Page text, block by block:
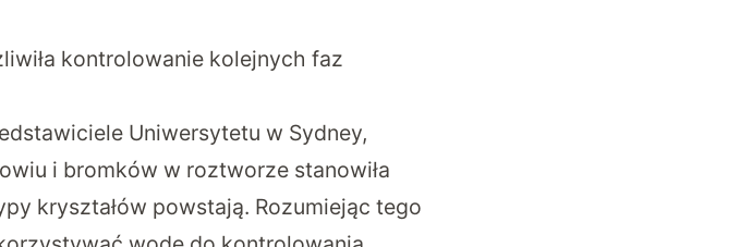
kontrolowanie kolejnych faz
Uniwersytetu w Sydney,
i bromków w roztworze stanowiła
kryształów powstają. Rozumiejąc tego